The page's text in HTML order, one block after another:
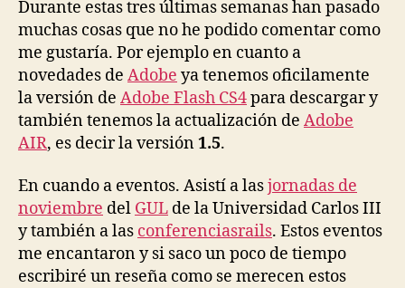
nomeva.com?
Durante estas tres últimas semanas han pasado
muchas cosas que no he podido comentar como
me gustaría. Por ejemplo en cuanto a
novedades de Adobe ya tenemos oficilamente
la versión de Adobe Flash CS4para descargar y
también tenemos la actualización de Adobe
AIR, es decir la versión1.5.
En cuando a eventos. Asistí a lasjornadas de
noviembre del GUL de la Universidad Carlos III
y también a las conferenciasrails. Estos eventos
me encantaron y si saco un poco de tiempo
escribiré un reseña como se merecen estos